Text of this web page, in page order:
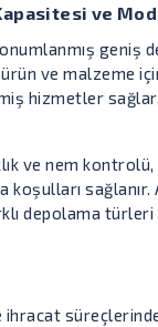
ve
geniş
ve malzeme
hizmetler
ve nem
sağlanır.
depolama